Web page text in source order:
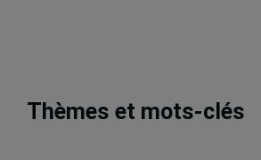
Thèmes et mots-clés